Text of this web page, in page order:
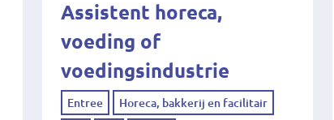
Assistent horeca,
voeding of
voedingsindustrie
Entree Horeca, bakkerij en facilitair